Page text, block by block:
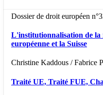
Dossier de droit européen
L'institutionnalisation de
européenne et la Suisse
Christine Kaddous / Fabrice
Traité UE, Traité FUE,